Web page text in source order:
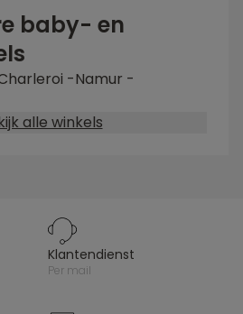
baby- en
-Namur -
alle winkels
klantendienst
per mail